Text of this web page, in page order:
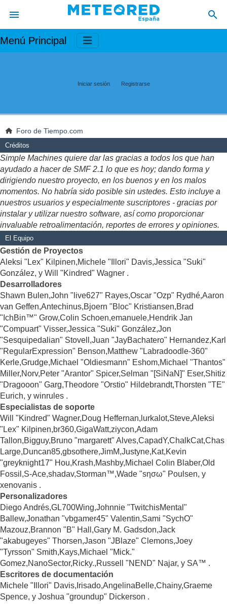
Menú Principal
Iniciar sesión Registrarse
Foro de Tiempo.com
Créditos
Simple Machines quiere dar las gracias a todos los que han
ayudado a hacer de SMF 2.1 lo que es hoy; dando forma y
dirigiendo nuestro proyecto, en los buenos y en los malos
momentos. No habría sido posible sin ustedes. Esto incluye a
nuestros usuarios y especialmente suscriptores - gracias por
instalar y utilizar nuestro software, así como proporcionar
invaluable retroalimentación, reportes de errores y opiniones.
El Equipo
Gestión de Proyectos
Aleksi "Lex" Kilpinen,Michele "Illori" Davis,Jessica "Suki"
González, y Will "Kindred" Wagner .
Desarrolladores
Shawn Bulen,John "live627" Rayes,Oscar "Ozp" Rydhé,Aaron
van Geffen,Antechinus,Bjoern "Bloc" Kristiansen,Brad
"IchBin™" Grow,Colin Schoen,emanuele,Hendrik Jan
"Compuart" Visser,Jessica "Suki" González,Jon
"Sesquipedalian" Stovell,Juan "JayBachatero" Hernandez,Karl
"RegularExpression" Benson,Matthew "Labradoodle-360"
Kerle,Grudge,Michael "Oldiesmann" Eshom,Michael "Thantos"
Miller,Norv,Peter "Arantor" Spicer,Selman "[SiNaN]" Eser,Shitiz
"Dragooon" Garg,Theodore "Orstio" Hildebrandt,Thorsten "TE"
Eurich, y winrules .
Especialistas de soporte
Will "Kindred" Wagner,Doug Heffernan,lurkalot,Steve,Aleksi
"Lex" Kilpinen,br360,GigaWatt,ziycon,Adam
Tallon,Bigguy,Bruno "margarett" Alves,CapadY,ChalkCat,Chas
Large,Duncan85,gbsothere,JimM,Justyne,Kat,Kevin
"greyknight17" Hou,Krash,Mashby,Michael Colin Blaber,Old
Fossil,S-Ace,shadav,Storman™,Wade "sησω" Poulsen, y
xenovanis .
Personalizadores
Diego Andrés,GL700Wing,Johnnie "TwitchisMental"
Ballew,Jonathan "vbgamer45" Valentin,Sami "SychO"
Mazouz,Brannon "B" Hall,Gary M. Gadsdon,Jack
"akabugeyes" Thorsen,Jason "JBlaze" Clemons,Joey
"Tyrsson" Smith,Kays,Michael "Mick."
Gomez,NanoSector,Ricky.,Russell "NEND" Najar, y SA™ .
Escritores de documentación
Michele "Illori" Davis,Irisado,AngelinaBelle,Chainy,Graeme
Spence, y Joshua "groundup" Dickerson .